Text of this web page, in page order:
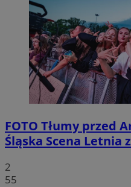
FOTO Tłumy przed
Śląska Scena Letnia
2
55